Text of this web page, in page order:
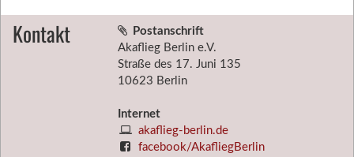
Kontakt
Postanschrift
Akaflieg Berlin e.V.
Straße des 17. Juni 135
10623 Berlin
Internet
akaflieg-berlin.de
facebook/AkafliegBerlin